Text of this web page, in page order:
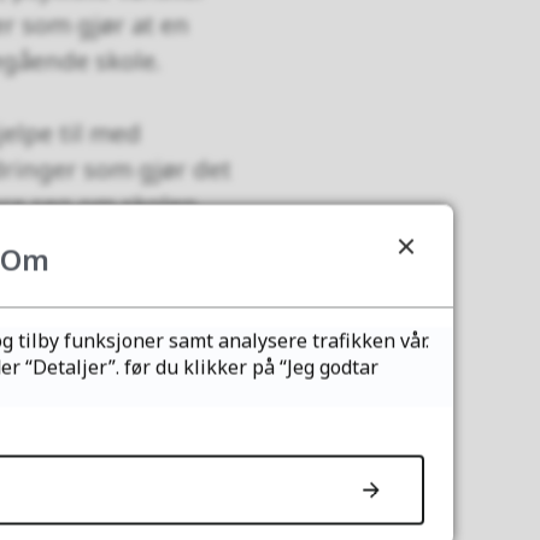
som gjør at en
skole.
til med
som gjør det
seg om skolen,
økonomi og
livssituasjonen.
og
med
og
Om
tilby funksjoner samt analysere trafikken vår.
“Detaljer”. før du klikker på “Jeg godtar